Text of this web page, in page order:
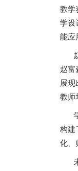
教学
学设
能应
赵富
展
教师
构建
化、